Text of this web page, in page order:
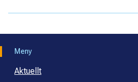
Meny
Aktuellt